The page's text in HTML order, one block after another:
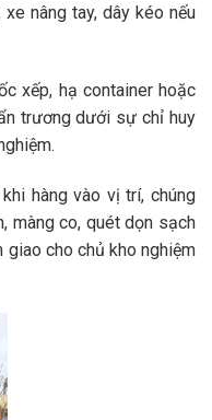
nâng tay, dây kéo nếu
xếp, hạ container hoặc
trương dưới sự chỉ huy
hàng vào vị trí, chúng
màng co, quét dọn sạch
cho chủ kho nghiệm